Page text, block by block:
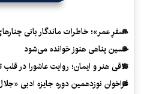
«سفرِ عمر»؛ خاطرات ماندگار بانی
حسین پناهی هنوز خوانده می‌شود
تلاقی هنر و ایمان؛ روایت عاشورا در
فراخوان نوزدهمین دوره جایزه ادبی